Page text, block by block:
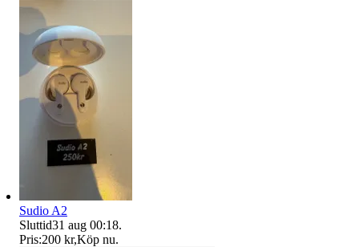
Sudio A2
Sluttid31 aug 00:18.
Pris:200 kr,Köp nu.